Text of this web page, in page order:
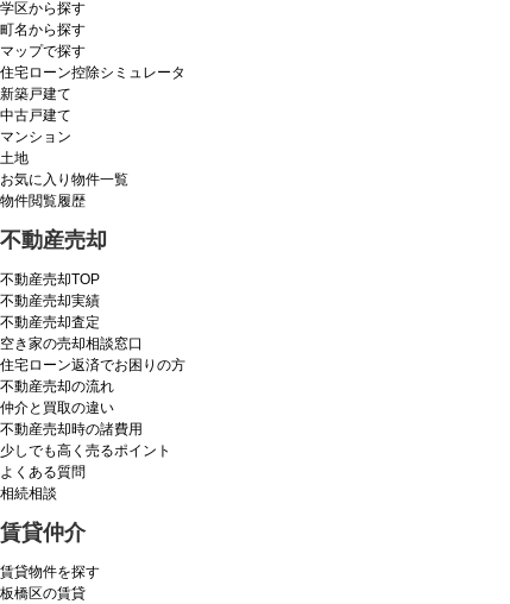
学区から探す
町名から探す
マップで探す
住宅ローン控除シミュレータ
新築戸建て
中古戸建て
マンション
土地
お気に入り物件一覧
物件閲覧履歴
不動産売却
不動産売却TOP
不動産売却実績
不動産売却査定
空き家の売却相談窓口
住宅ローン返済でお困りの方
不動産売却の流れ
仲介と買取の違い
不動産売却時の諸費用
少しでも高く売るポイント
よくある質問
相続相談
賃貸仲介
賃貸物件を探す
板橋区の賃貸